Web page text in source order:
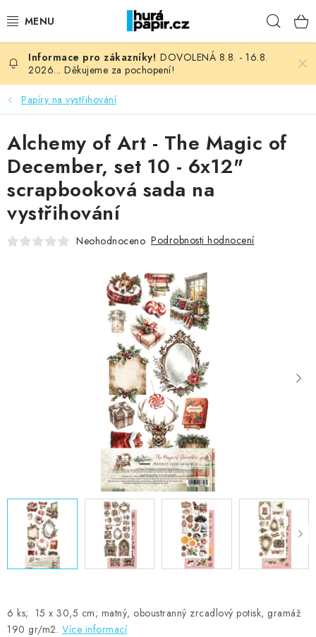
na
NOVINKY
HURÁ DÍLNA
VŠECHNO ZBOŽÍ
KNIHAŘSKÝ MATERIÁL
KURZY NATY LYSAK
OBLÍBENÉ ♥️
MOJE OBJEDNÁVKA
Moje objednávka
Oblíbené ♥️
Obchodní podmínky
Podmínky ochrany osobních údajů
Ověřování recenzí
DOVOLENÁ 8.8. - 16.8.
2026... Děkujeme za pochopení!
Papíry na vystřihování
6 ks; 15 x 30,5 cm; matný, oboustranný zrcadlový potisk, gramáž
190 gr/m2. Více informací
Alchemy of Art - The Magic of
December, set 10 - 6x12"
scrapbooková sada na
vystřihování
Neohodnoceno Podrobnosti hodnocení